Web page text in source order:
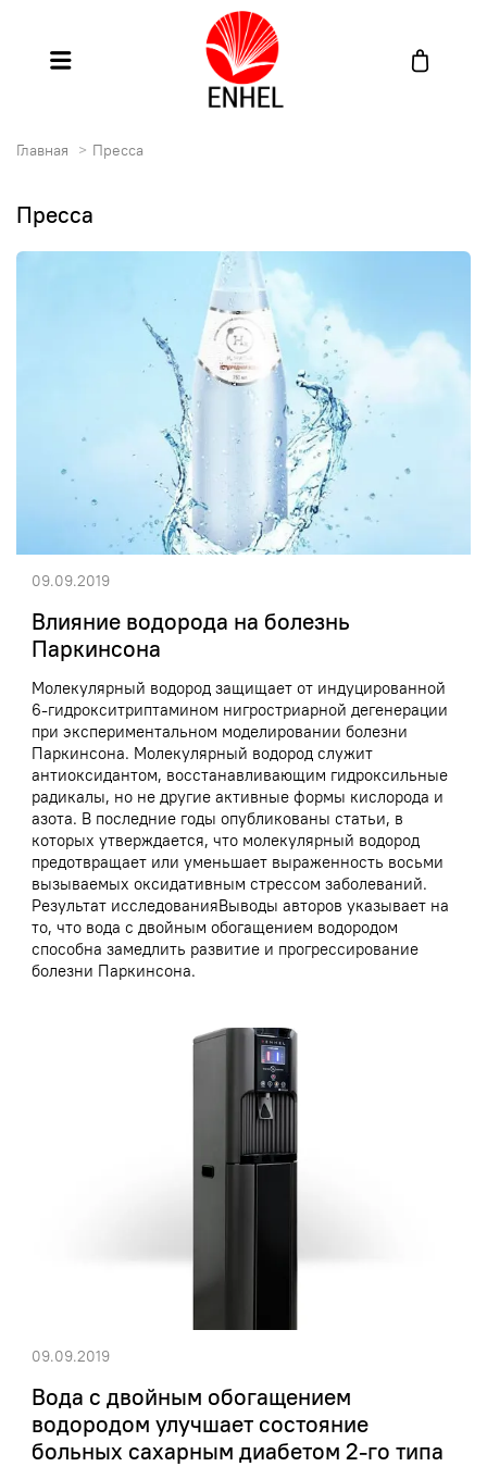
Главная Пресса
Пресса
Влияние водорода на болезнь
Паркинсона
Молекулярный водород защищает от индуцированной
6-гидрокситриптамином нигростриарной дегенерации
при экспериментальном моделировании болезни
Паркинсона. Молекулярный водород служит
антиоксидантом, восстанавливающим гидроксильные
радикалы, но не другие активные формы кислорода и
азота. В последние годы опубликованы статьи, в
которых утверждается, что молекулярный водород
предотвращает или уменьшает выраженность восьми
вызываемых оксидативным стрессом заболеваний.
Результат исследованияВыводы авторов указывает на
то, что вода с двойным обогащением водородом
способна замедлить развитие и прогрессирование
болезни Паркинсона.
09.09.2019
Вода с двойным обогащением
водородом улучшает состояние
больных сахарным диабетом 2-го типа
09.09.2019